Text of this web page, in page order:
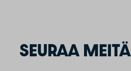
SEURAA MEITÄ